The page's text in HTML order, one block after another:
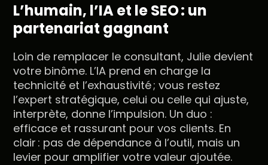
L’humain, l’IA et le SEO : un
partenariat gagnant
Loin de remplacer le consultant, Julie devient
votre binôme. L’IA prend en charge la
technicité et l’exhaustivité ; vous restez
l’expert stratégique, celui ou celle qui ajuste,
interprète, donne l’impulsion. Un duo :
efficace et rassurant pour vos clients. En
clair : pas de dépendance à l’outil, mais un
levier pour amplifier votre valeur ajoutée.